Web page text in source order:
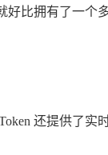
比拥有了一
还提供了